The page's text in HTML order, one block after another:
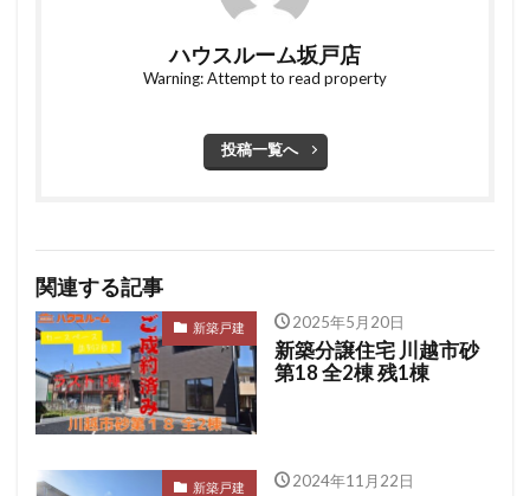
ハウスルーム坂戸店
Warning: Attempt to read property
投稿一覧へ
関連する記事
新築戸建 2025年5月20日
新築分譲住宅 川越市砂
第18 全2棟 残1棟
新築戸建 2024年11月22日